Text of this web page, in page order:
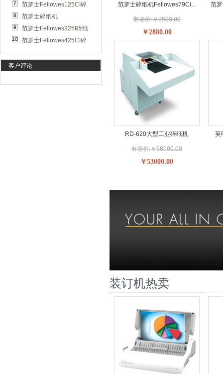
Fellowes225CI...
7
范罗士Fellowes125CI碎
纸机
8
范罗士碎纸机
Fellowes225MI...
9
范罗士Fellowes325I碎纸
机
10
范罗士Fellowes425CI碎
纸机
客户评论
范罗士碎纸机Fellowes79Ci...
市场价:￥3500.00
￥2880.00
范
RD-620大型工业碎纸机
市场价:￥58000.00
￥53000.00
英
装订机热卖